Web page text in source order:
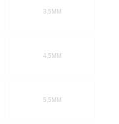
3,5MM
4,5MM
5,5MM